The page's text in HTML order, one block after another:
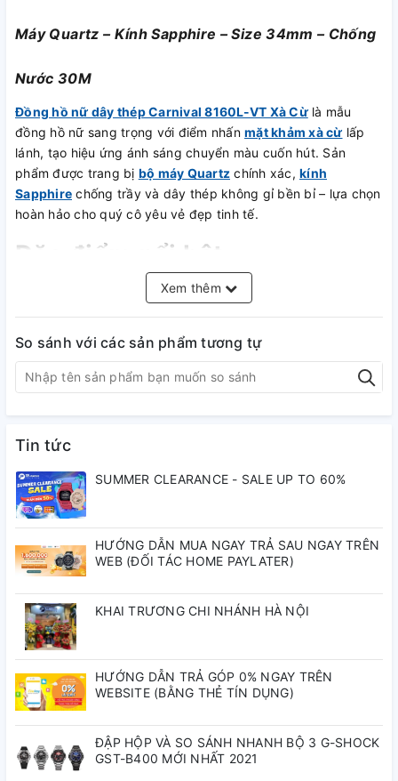
Máy Quartz – Kính Sapphire – Size 34mm – Chống
Nước 30M
Đồng hồ nữ dây thép Carnival 8160L-VT Xà Cừlà mẫu
đồng hồ nữ sang trọng với điểm nhấn mặt khảm xà cừ lấp
lánh, tạo hiệu ứng ánh sáng chuyển màu cuốn hút. Sản
phẩm được trang bị bộ máy Quartz chính xác, kính
Sapphire chống trầy và dây thép không gỉ bền bỉ – lựa chọn
hoàn hảo cho quý cô yêu vẻ đẹp tinh tế.
Đặc điểm nổi bật
– Hiệu ứng ánh sáng đổi màu theo góc
cách thời trang.
✅Bộ máy Quartz – Độ chính xác cao, ít sai số, dễ sử dụng.
✅Dây thép không gỉ– Bền chắc, chống ăn mòn, giữ màu
tốt.
luôn sáng đẹp.
✅Chống nước 30M– An tâm khi rửa tay, đi mưa nhẹ hoặc
sinh hoạt hàng ngày.
Thông số kỹ thuật
Thương hiệu:
Mã sản phẩm:8160L-VT Xà Cừ
Loại máy:Quartz (Pin)
Chất liệu dây:
Chất liệu vỏ:Thép không gỉ
Đường kính mặt:34mm
Chống nước:30M
Màu mặt:Khảm xà cừ
Xem thêm
So sánh với các sản phẩm tương tự
Tin tức
SUMMER CLEARANCE - SALE UP TO 60%
HƯỚNG DẪN MUA NGAY TRẢ SAU NGAY TRÊN
WEB (ĐỐI TÁC HOME PAYLATER)
KHAI TRƯƠNG CHI NHÁNH HÀ NỘI
HƯỚNG DẪN TRẢ GÓP 0% NGAY TRÊN
WEBSITE (BẰNG THẺ TÍN DỤNG)
ĐẬP HỘP VÀ SO SÁNH NHANH BỘ 3 G-SHOCK
GST-B400 MỚI NHẤT 2021